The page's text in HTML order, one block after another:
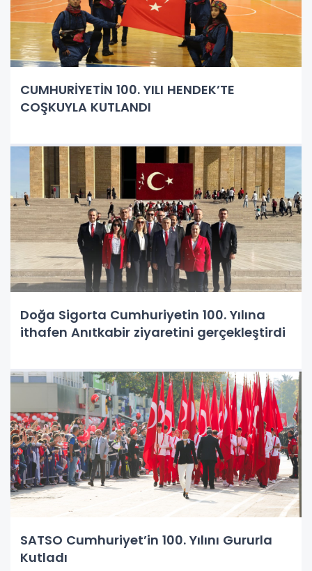
CUMHURİYETİN 100. YILI HENDEK’TE
COŞKUYLA KUTLANDI
Doğa Sigorta Cumhuriyetin 100. Yılına
ithafen Anıtkabir ziyaretini gerçekleştirdi
SATSO Cumhuriyet’in 100. Yılını Gururla
Kutladı